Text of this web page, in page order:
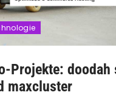
Projekte: doodah
maxcluster